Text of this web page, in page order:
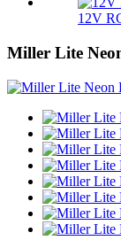
12V
Miller Lite